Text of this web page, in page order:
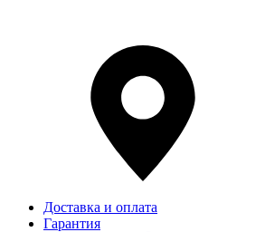
Доставка и оплата
Гарантия